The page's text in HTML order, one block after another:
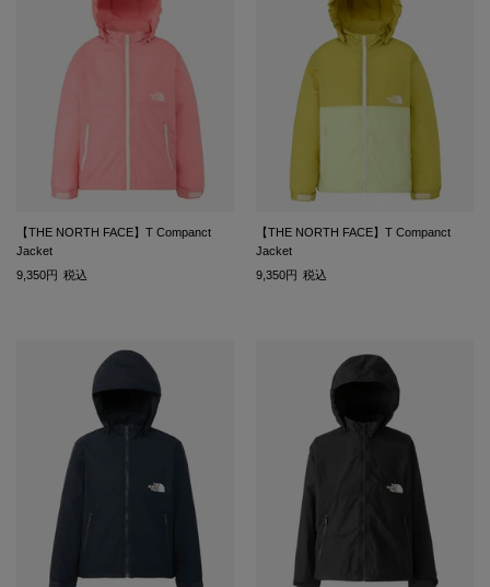
【THE NORTH FACE】T Companct
Jacket
9,350
税込
【THE NORTH FACE】T Companct
Jacket
9,350
税込